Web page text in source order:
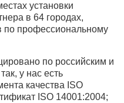
установки
в 64 городах,
по профессиональному
по российским и
у нас есть
качества ISO
ISO 14001:2004;